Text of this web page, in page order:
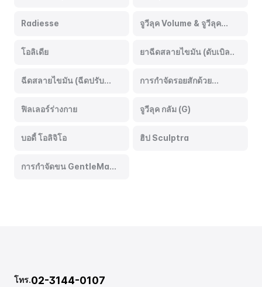
Radiesse
จูวีลุค Volume & จูวีลุค
โอลิเดีย
ยาฉีดสลายไขมัน (ดับเบิล
ฉีดสลายไขมัน (ฉีดปรับ
การกำจัดรอยสักด้วย
ฟิลเลอร์ร่างกาย
จูวีลุค กลัม (G)
บอดี้ โอลิจิโอ ฮิป Sculptra
การกำจัดขน GentleMax
โทร.02-3144-0107